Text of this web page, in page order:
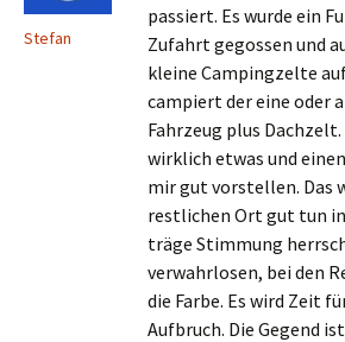
Stefan
passiert. Es wurde ein
Zufahrt gegossen und
kleine Campingzelte
campiert der eine oder
Fahrzeug plus
wirklich etwas und
mir gut vorstellen. Das
restlichen Ort gut tun
träge Stimmung
verwahrlosen, bei den
die Farbe. Es wird Zeit
Aufbruch. Die Gegend